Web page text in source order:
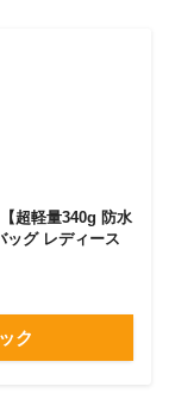
超軽量340g 防水
ッグ レディース
ク